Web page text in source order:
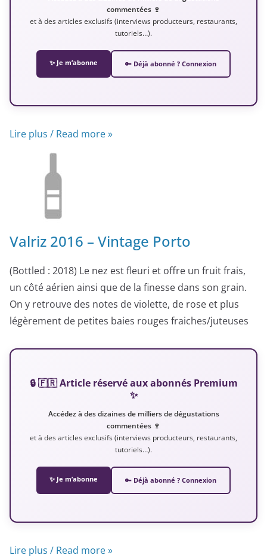
commentées 🍷
et à des articles exclusifs (interviews producteurs, restaurants,
tutoriels…).
✨ Je m’abonne 🔑 Déjà abonné ? Connexion
Lire plus / Read more »
Valriz 2016 – Vintage Porto
(Bottled : 2018) Le nez est fleuri et offre un fruit frais,
un côté aérien ainsi que de la finesse dans son grain.
On y retrouve des notes de violette, de rose et plus
légèrement de petites baies rouges fraiches/juteuses
🔒 🇫🇷 Article réservé aux abonnés Premium
✨
Accédez à des dizaines de milliers de dégustations
commentées 🍷
et à des articles exclusifs (interviews producteurs, restaurants,
tutoriels…).
✨ Je m’abonne 🔑 Déjà abonné ? Connexion
Lire plus / Read more »